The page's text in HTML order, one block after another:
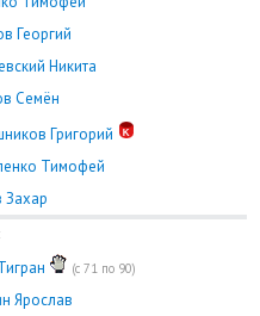
Георгий
Никита
Семён
Григорий
Тимофей
Захар
(с 71 по 90)
Ярослав